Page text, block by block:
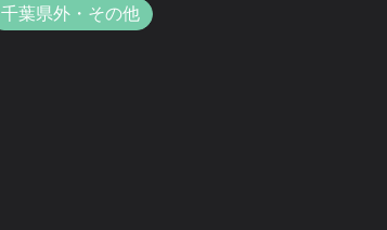
千葉県外・その他